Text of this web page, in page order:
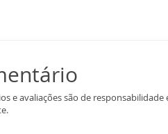
e avaliações são de